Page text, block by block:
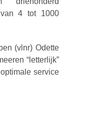
van 4 tot 1000
(vlnr) Odette
“letterlijk”
service